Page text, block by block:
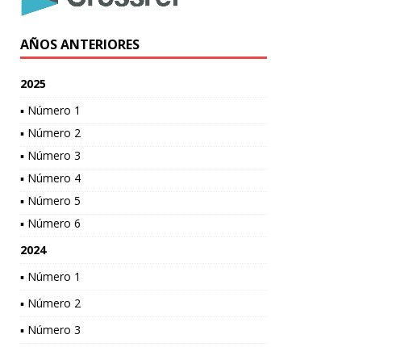
AÑOS ANTERIORES
2025
▪ Número 1
▪ Número 2
▪ Número 3
▪ Número 4
▪ Número 5
▪ Número 6
2024
▪ Número 1
▪ Número 2
▪ Número 3